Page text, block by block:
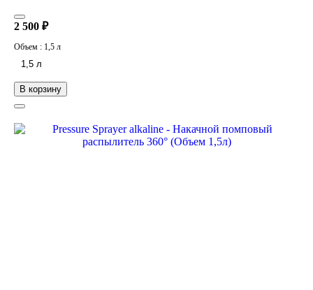
В корзину
2 500 ₽
Объем : 1,5 л
1,5 л